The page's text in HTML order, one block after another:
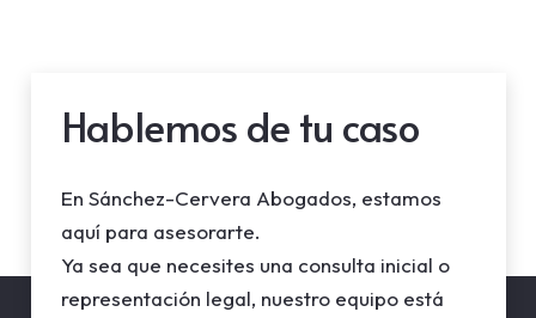
Hablemos de tu caso
En Sánchez-Cervera Abogados, estamos
aquí para asesorarte.
Ya sea que necesites una consulta inicial o
representación legal, nuestro equipo está